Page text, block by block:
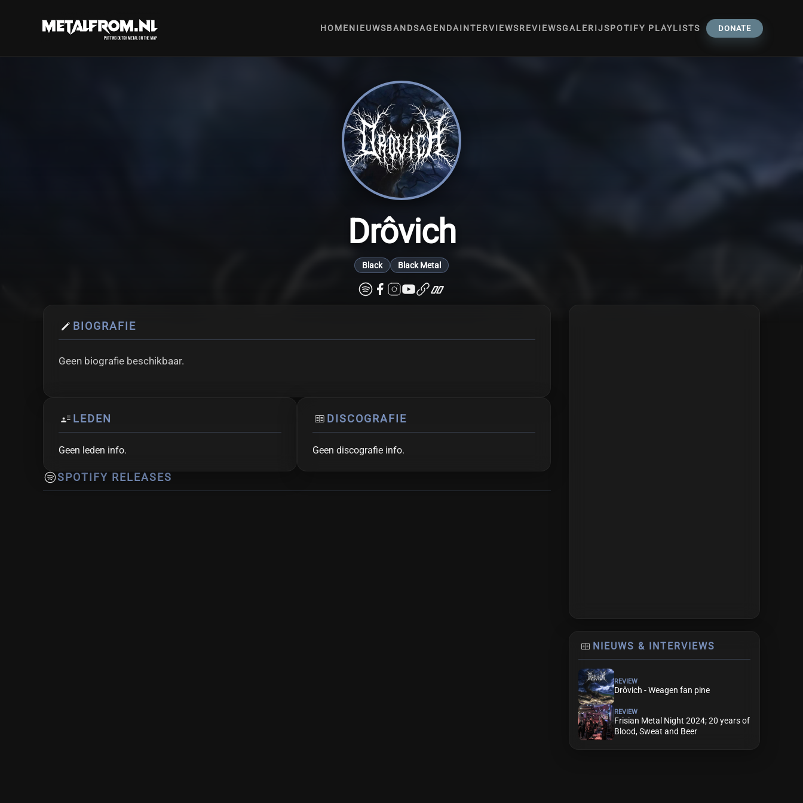
HOMENIEUWSBANDSAGENDAINTERVIEWSREVIEWSGALERIJSPOTIFY PLAYLISTS DONATE
Drôvich
Black Black Metal
BIOGRAFIE
Geen biografie beschikbaar.
LEDEN
Geen leden info.
DISCOGRAFIE
Geen discografie info.
SPOTIFY RELEASES
NIEUWS & INTERVIEWS
REVIEW
Drôvich - Weagen fan pine
REVIEW
Frisian Metal Night 2024; 20 years of
Blood, Sweat and Beer